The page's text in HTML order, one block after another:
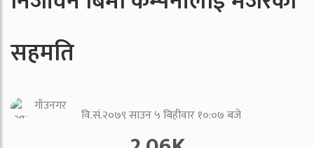
सहमति
गाँउनगर
वि.सं.२०७९ साउन ५ बिहीवार १०:०७ बजे